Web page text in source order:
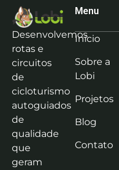
Desenvolvemos
rotas e
circuitos
de
cicloturismo
autoguiados
de
qualidade
que
geram
Menu
Início
Sobre a
Lobi
Projetos
Blog
Contato